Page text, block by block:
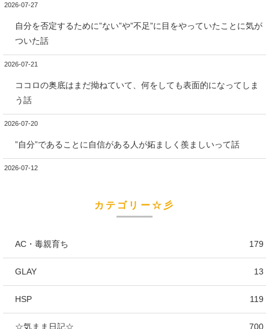
2026-07-27
自分を否定するために”ない”や”不足”に目をやっていたことに気が
ついた話
2026-07-21
ココロの奥底はまだ拗ねていて、何をしても表面的になってしま
う話
2026-07-20
”自分”であることに自信がある人が妬ましく羨ましいって話
2026-07-12
カテゴリー☆彡
AC・毒親育ち 179
GLAY 13
HSP 119
☆気まま日記☆ 700